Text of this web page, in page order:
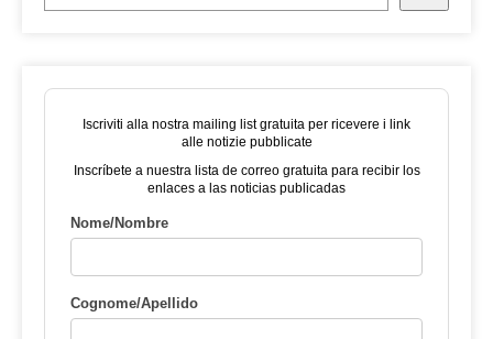
Iscriviti alla nostra mailing list gratuita per ricevere i link
alle notizie pubblicate
Inscríbete a nuestra lista de correo gratuita para recibir los
enlaces a las noticias publicadas
Nome/Nombre
Cognome/Apellido